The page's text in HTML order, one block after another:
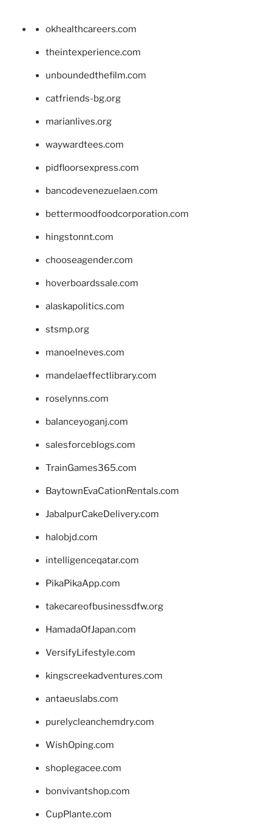
okhealthcareers.com
theintexperience.com
unboundedthefilm.com
catfriends-bg.org
marianlives.org
waywardtees.com
pidfloorsexpress.com
bancodevenezuelaen.com
bettermoodfoodcorporation.com
hingstonnt.com
chooseagender.com
hoverboardssale.com
alaskapolitics.com
stsmp.org
manoelneves.com
mandelaeffectlibrary.com
roselynns.com
balanceyoganj.com
salesforceblogs.com
TrainGames365.com
BaytownEvaCationRentals.com
JabalpurCakeDelivery.com
halobjd.com
intelligenceqatar.com
PikaPikaApp.com
takecareofbusinessdfw.org
HamadaOfJapan.com
VersifyLifestyle.com
kingscreekadventures.com
antaeuslabs.com
purelycleanchemdry.com
WishOping.com
shoplegacee.com
bonvivantshop.com
CupPlante.com